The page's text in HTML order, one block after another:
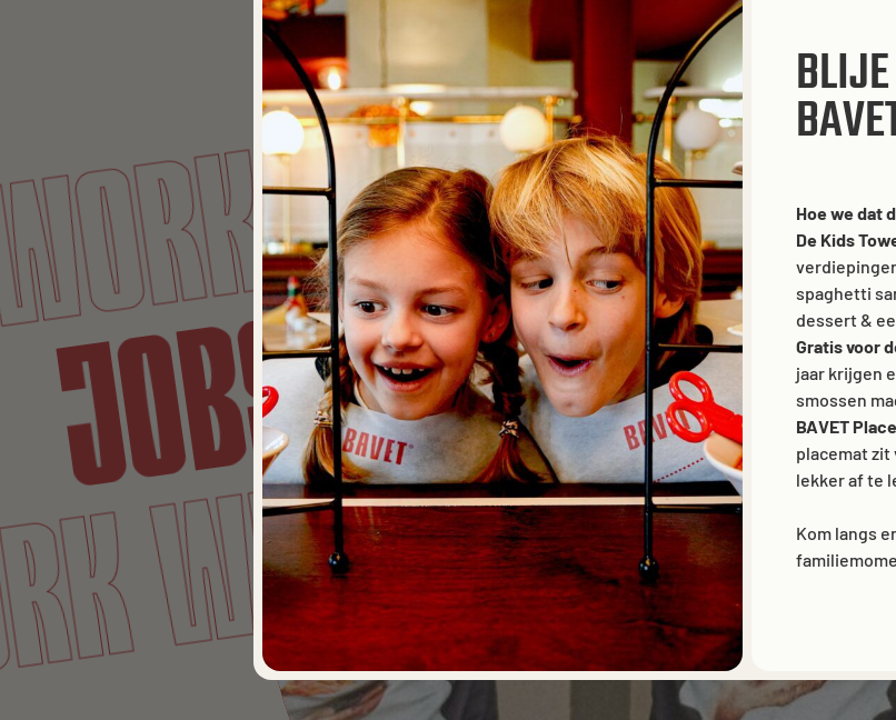
WORK WITH US
WORK
WITH US
Hoe we dat
De Kids
spaghetti
dessert &
Gratis voor
jaar krijgen
smossen
BAVET
placemat zit
lekker af te
Kom langs
This website uses cookies to ensure you get
experience on our website.
Cookies
ACCEPT ALL
ALLOW ANALYTICS ESSENTIALS ONLY